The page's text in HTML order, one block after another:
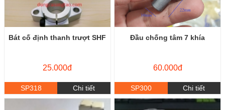
Bát cố định thanh trượt SHF
25.000đ
SP318 Chi tiết
Đầu chống tâm 7 khía
60.000đ
SP300 Chi tiết